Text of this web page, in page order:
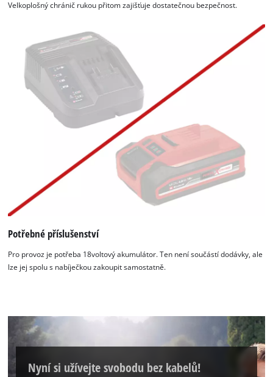
This content is not permitted to load due
visitor. The website owner needs to setup
the site with their CMP to add this content
to the list of technologies used.
Powered by
Usercentrics Consent
Management Platform
Velkoplošný chránič rukou přitom zajišťuje dostatečnou bezpečnost.
Potřebné příslušenství
Pro provoz je potřeba 18voltový akumulátor. Ten není součástí dodávky, ale
lze jej spolu s nabíječkou zakoupit samostatně.
Nyní si užívejte svobodu bez kabelů!